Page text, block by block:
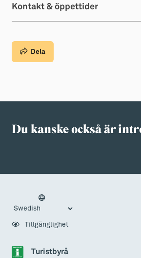
Kontakt & öppettider
Dela
Du kanske också är
Turistbyrå
Tillgänglighet